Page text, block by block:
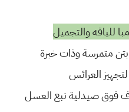
للياقه والتجميل
فوق صيدلية نبع العسل